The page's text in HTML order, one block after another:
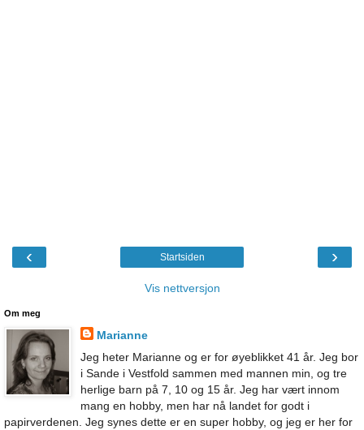
‹ ›
Startsiden
Vis nettversjon
Om meg
Marianne
Jeg heter Marianne og er for øyeblikket 41 år. Jeg bor
i Sande i Vestfold sammen med mannen min, og tre
herlige barn på 7, 10 og 15 år. Jeg har vært innom
mang en hobby, men har nå landet for godt i
papirverdenen. Jeg synes dette er en super hobby, og jeg er her for